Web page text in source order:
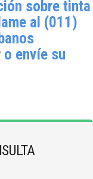
sobre tinta
al (011)
o envíe su